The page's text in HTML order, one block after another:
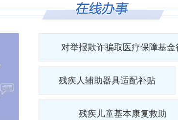
对举报欺诈骗取医疗保障基金
残疾人辅助器具适配补贴
残疾儿童基本康复救助